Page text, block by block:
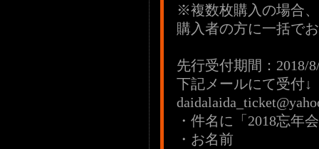
※複数枚購入の場合
購入者の方に一括で
先行受付期間：2018/
下記メールにて受付↓
・件名に「2018忘年
・お名前